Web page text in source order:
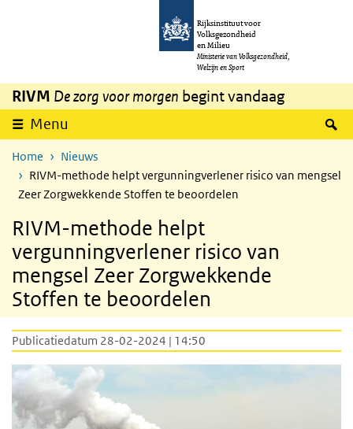
Overslaan en naar de inhoud gaan
Rijksinstituut voor
Volksgezondheid
en Milieu
Ministerie van Volksgezondheid,
Welzijn en Sport
RIVM De zorg voor morgen begint vandaag
Menu
Home
Nieuws
RIVM-methode helpt vergunningverlener risico van mengsel
Zeer Zorgwekkende Stoffen te beoordelen
RIVM-methode helpt
vergunningverlener risico van
mengsel Zeer Zorgwekkende
Stoffen te beoordelen
Publicatiedatum 28-02-2024 | 14:50